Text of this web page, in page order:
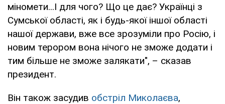
міномети...І для чого? Що це дає? Українці з
Сумської області, як і будь-якої іншої області
нашої держави, вже все зрозуміли про Росію, і
новим терором вона нічого не зможе додати і
тим більше не зможе залякати", – сказав
президент.
Він також засудив обстріл Миколаєва,